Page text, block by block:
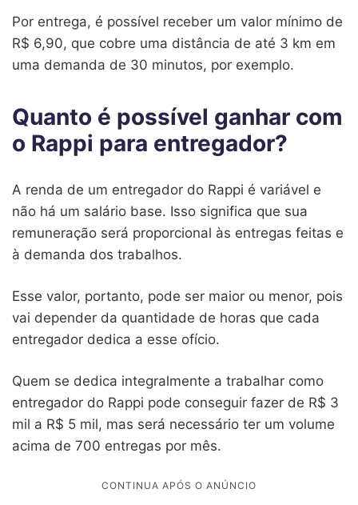
Por entrega, é possível receber um valor mínimo de
R$ 6,90, que cobre uma distância de até 3 km em
uma demanda de 30 minutos, por exemplo.
Quanto é possível ganhar com
o Rappi para entregador?
A renda de um entregador do Rappi é variável e
não há um salário base. Isso significa que sua
remuneração será proporcional às entregas feitas e
à demanda dos trabalhos.
Esse valor, portanto, pode ser maior ou menor, pois
vai depender da quantidade de horas que cada
entregador dedica a esse ofício.
Quem se dedica integralmente a trabalhar como
entregador do Rappi pode conseguir fazer de R$ 3
mil a R$ 5 mil, mas será necessário ter um volume
acima de 700 entregas por mês.